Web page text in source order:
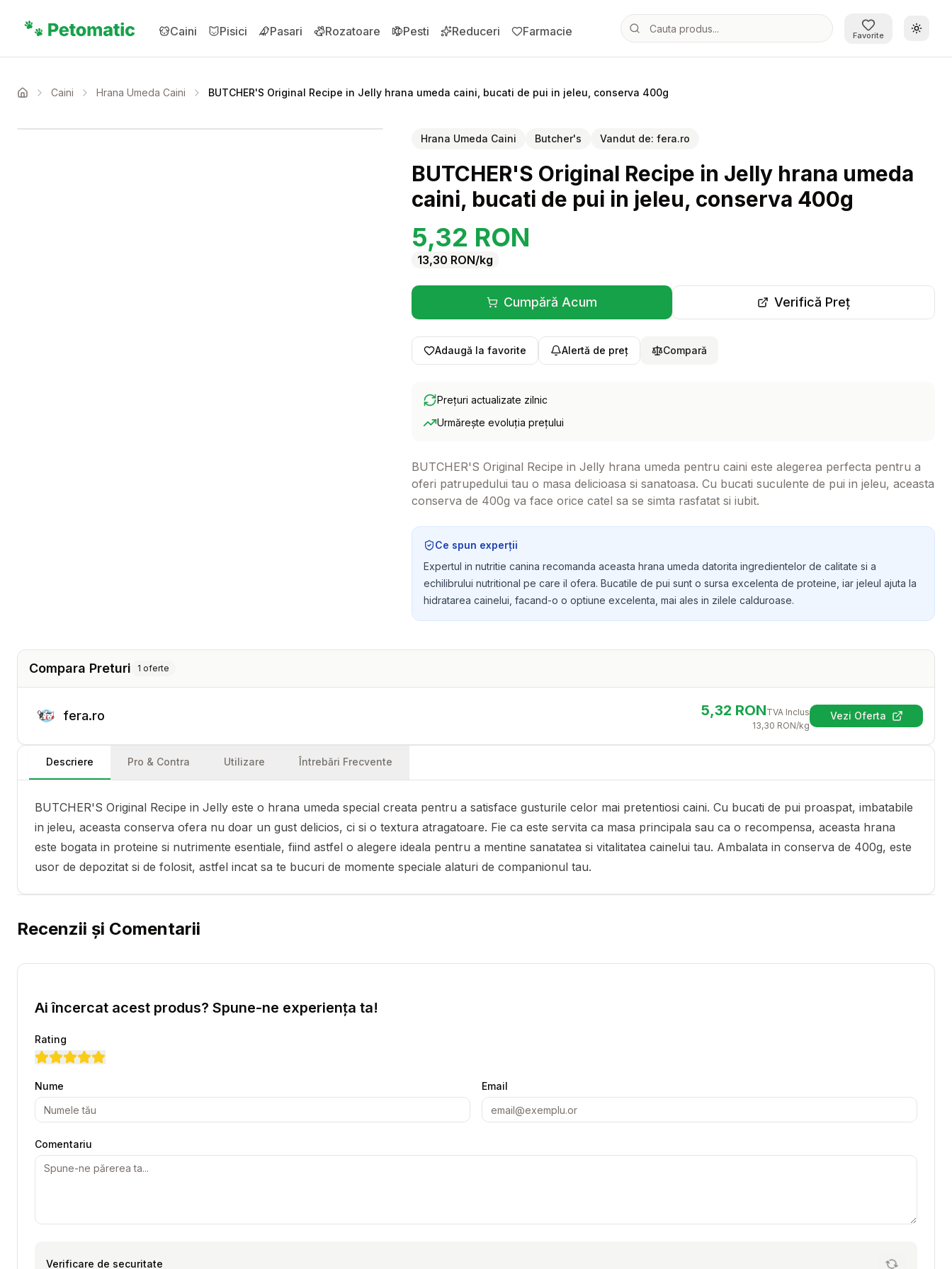
Caini
Pisici Pasari Rozatoare Pesti Reduceri Farmacie Favorite
Acasa Caini Hrana Umeda Caini
BUTCHER'S Original Recipe in Jelly hrana umeda caini, bucati de pui in jeleu, conserva 400g
Hrana Umeda Caini Butcher's Vandut de: fera.ro
BUTCHER'S Original Recipe in Jelly hrana umeda
caini, bucati de pui in jeleu, conserva 400g
5,32 RON
13,30 RON/kg
Cumpără Acum
(se deschide într-o filă nouă)
Verifică Preț
(se deschide într-o filă
Adaugă la favorite Alertă de preț Compară
Prețuri actualizate zilnic
Urmărește evoluția prețului
BUTCHER'S Original Recipe in Jelly hrana umeda pentru caini este alegerea perfecta pentru a
oferi patrupedului tau o masa delicioasa si sanatoasa. Cu bucati suculente de pui in jeleu, aceasta
conserva de 400g va face orice catel sa se simta rasfatat si iubit.
Ce spun experții
Expertul in nutritie canina recomanda aceasta hrana umeda datorita ingredientelor de calitate si a
echilibrului nutritional pe care il ofera. Bucatile de pui sunt o sursa excelenta de proteine, iar jeleul ajuta la
hidratarea cainelui, facand-o o optiune excelenta, mai ales in zilele calduroase.
Compara Preturi 1 oferte
fera.ro 5,32 RONTVA Inclus
13,30 RON/kg
Vezi Oferta(se deschide
Descriere Pro & Contra Utilizare Întrebări Frecvente
BUTCHER'S Original Recipe in Jelly este o hrana umeda special creata pentru a satisface gusturile celor mai pretentiosi caini. Cu bucati de pui proaspat, imbatabile
in jeleu, aceasta conserva ofera nu doar un gust delicios, ci si o textura atragatoare. Fie ca este servita ca masa principala sau ca o recompensa, aceasta hrana
este bogata in proteine si nutrimente esentiale, fiind astfel o alegere ideala pentru a mentine sanatatea si vitalitatea cainelui tau. Ambalata in conserva de 400g, este
usor de depozitat si de folosit, astfel incat sa te bucuri de momente speciale alaturi de companionul tau.
Recenzii și Comentarii
Ai încercat acest produs? Spune-ne experiența ta!
Rating
Nume Email
Comentariu
Verificare de securitate